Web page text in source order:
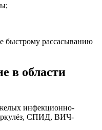
быстрому рассасыванию
в области
инфекционно-
СПИД, ВИЧ-